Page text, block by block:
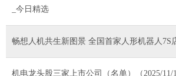
_今日精选
畅想人机共生新图景 全国首家人形机器人7S
机电龙头股三家上市公司（名单）（2025/11/